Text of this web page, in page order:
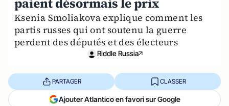
Ksenia Smoliakova explique comment les
partis russes qui ont soutenu la guerre
perdent des députés et des électeurs
Riddle Russia
PARTAGER CLASSER
Ajouter Atlantico en favori sur Google